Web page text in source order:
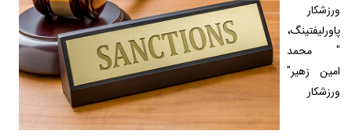
ورزشکار
پاورلیفتینگ،
"
محمد
امین زهیر"
ورزشکار